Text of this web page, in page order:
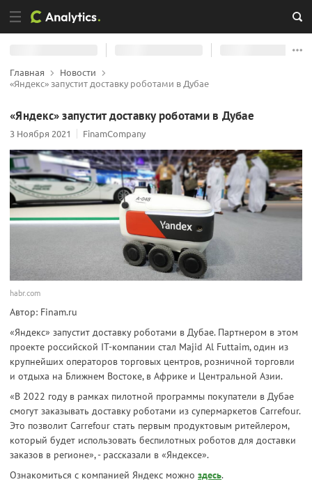
Главная
Новости
«Яндекс» запустит доставку роботами в Дубае
«Яндекс» запустит доставку роботами в Дубае
3 Ноября 2021 FinamCompany
habr.com
Автор: Finam.ru
«Яндекс» запустит доставку роботами в Дубае. Партнером в этом
проекте российской IT-компании стал Majid Al Futtaim, один из
крупнейших операторов торговых центров, розничной торговли
и отдыха на Ближнем Востоке, в Африке и Центральной Азии.
«В 2022 году в рамках пилотной программы покупатели в Дубае
смогут заказывать доставку роботами из супермаркетов Carrefour.
Это позволит Carrefour стать первым продуктовым ритейлером,
который будет использовать беспилотных роботов для доставки
заказов в регионе», - рассказали в «Яндексе».
Ознакомиться с компанией Яндекс можно здесь.